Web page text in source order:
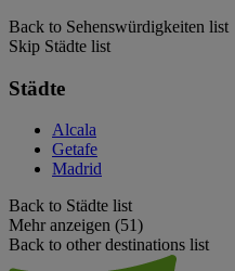
Back to Sehenswürdigkeiten list
Skip Städte list
Städte
Alcala
Getafe
Madrid
Back to Städte list
Mehr anzeigen (51)
Back to other destinations list